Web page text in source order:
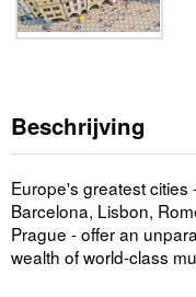
Beschrijving
Europe's greatest cities
Barcelona, Lisbon,
Prague - offer an
wealth of world-class